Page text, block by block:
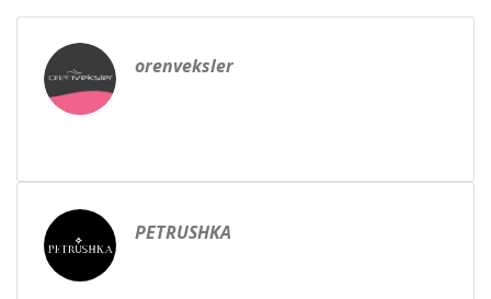
orenveksler
PETRUSHKA